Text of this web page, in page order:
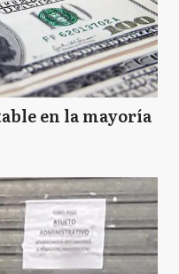
en la mayoría